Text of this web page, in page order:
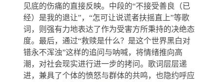
见底的伤痛的直接反映。中段的“不接受善良（已
经）是我的退让”，“怎可让说谎者扶摇直上”等歌
词，则强有力地表达了作为受害方所秉持的决绝态
度。最后，通过“救赎是什么？是这个世界黑白对
错永不浑浊”这样的追问与呐喊，将情绪推向高
潮，对社会现实进行进一步的拷问。歌词层层递
进，兼具了个体的愤怒与群体的共鸣，也隐约呼应